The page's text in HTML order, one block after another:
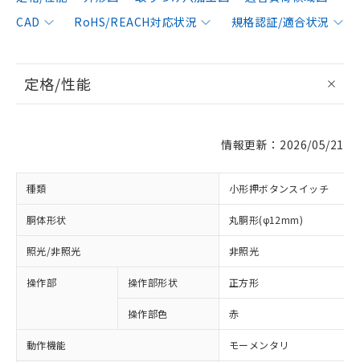
CAD
RoHS/REACH対応状況 規格認証/適合状況
定格/性能
情報更新：2026/05/21
種類 小形押ボタンスイッチ
胴体形状 丸胴形(φ12mm)
照光/非照光 非照光
操作部 操作部形状 正方形
操作部色 赤
動作機能 モーメンタリ